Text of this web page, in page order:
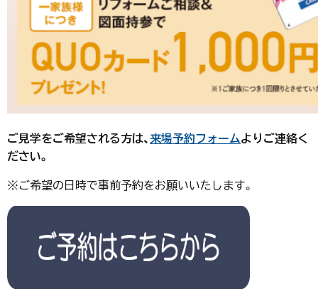
ご見学をご希望される方は、来場予約フォームよりご連絡く
ださい。
※ご希望の日時で事前予約をお願いいたします。